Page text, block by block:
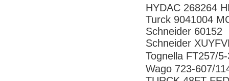
HYDAC 268264
Turck 9041004
Schneider 60152
Schneider
Tognella FT257/
Wago 723-607/